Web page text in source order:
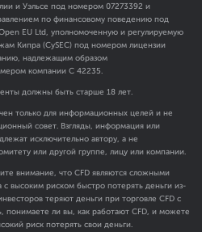
и Уэльсе под номером 07273392 и
по финансовому поведению под
EU Ltd, уполномоченную и регулируемую
Кипра (CySEC) под номером лицензии
надлежащим образом
компании C 42235.
должны быть старше 18 лет.
только для информационных целей и не
совет. Взгляды, информация или
исключительно автору, а не
или другой группе, лицу или компании.
внимание, что CFD являются сложными
высоким риском быстро потерять деньги из-
теряют деньги при торговле CFD с
ли вы, как работают CFD, и можете
риск потерять свои деньги.